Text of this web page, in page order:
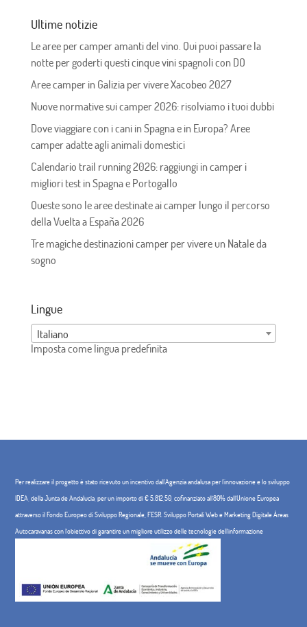
Ultime notizie
Le aree per camper amanti del vino. Qui puoi passare la
notte per goderti questi cinque vini spagnoli con DO
Aree camper in Galizia per vivere Xacobeo 2027
Nuove normative sui camper 2026: risolviamo i tuoi dubbi
Dove viaggiare con i cani in Spagna e in Europa? Aree
camper adatte agli animali domestici
Calendario trail running 2026: raggiungi in camper i
migliori test in Spagna e Portogallo
Queste sono le aree destinate ai camper lungo il percorso
della Vuelta a España 2026
Tre magiche destinazioni camper per vivere un Natale da
sogno
Lingue
Italiano
Imposta come lingua predefinita
Per realizzare il progetto è stato ricevuto un incentivo dall'Agenzia andalusa per l'innovazione e lo sviluppo
IDEA, della Junta de Andalucía, per un importo di € 5.812,50, cofinanziato all'80% dall'Unione Europea
attraverso il Fondo Europeo di Sviluppo Regionale, FESR. Sviluppo Portali Web e Marketing Digitale Áreas
Autocaravanas con l'obiettivo di garantire un migliore utilizzo delle tecnologie dell'informazione